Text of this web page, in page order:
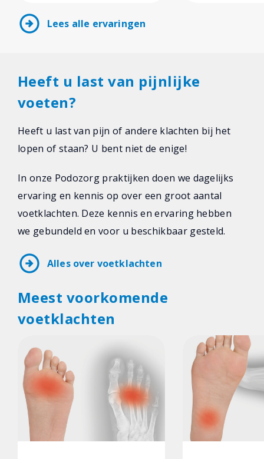
arrow_circle_right Lees alle ervaringen
Heeft u last van pijnlijke
voeten?
Heeft u last van pijn of andere klachten bij het
lopen of staan? U bent niet de enige!
In onze Podozorg praktijken doen we dagelijks
ervaring en kennis op over een groot aantal
voetklachten. Deze kennis en ervaring hebben
we gebundeld en voor u beschikbaar gesteld.
arrow_circle_right Alles over voetklachten
Meest voorkomende
voetklachten